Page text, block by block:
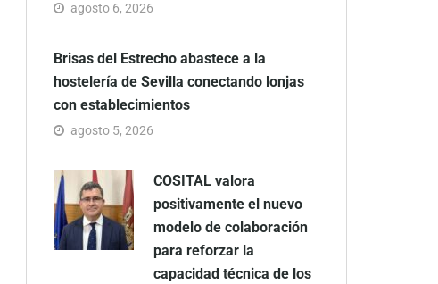
agosto 6, 2026
Brisas del Estrecho abastece a la
hostelería de Sevilla conectando lonjas
con establecimientos
agosto 5, 2026
COSITAL valora
positivamente el nuevo
modelo de colaboración
para reforzar la
capacidad técnica de los